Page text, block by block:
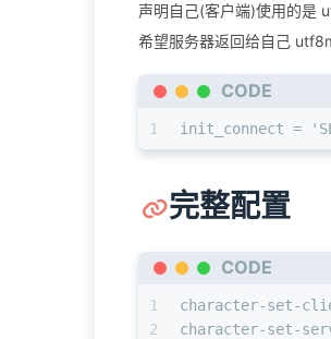
声明自己(客户端)使用的是
希望服务器返回给自己
CODE
1 init_connect =
完整配置
CODE
1
2
character-set-
character-set-